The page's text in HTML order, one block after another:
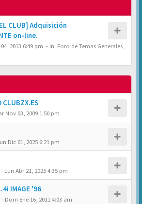
CLUB] Adquisición
on-line.
2013 6:49 pm - In: Foro de Temas Generales,
CLUBZX.ES
Nov 03, 2009 1:50 pm
Dic 01, 2025 6:21 pm
- Lun Abr 21, 2025 4:35 pm
IMAGE '96
- Dom Ene 16, 2011 4:03 am